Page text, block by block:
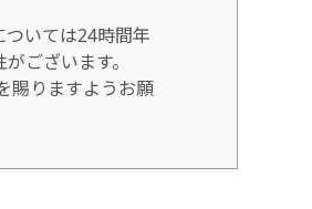
いては24時間年
ございます。
賜りますようお願